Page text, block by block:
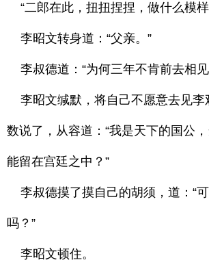
“二郎在此，扭扭捏捏，做什么模样
李昭文转身道：“父亲。”
李叔德道：“为何三年不肯前去相
李昭文缄默，将自己不愿意去见李
数说了，从容道：“我是天下的国公
能留在宫廷之中？”
李叔德摸了摸自己的胡须，道：“
吗？”
李昭文顿住。